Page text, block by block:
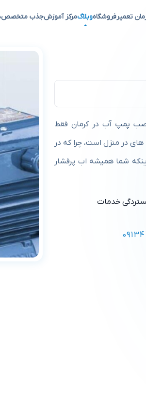
تعمیرفروشگاهوبلاگمرکز آموزشجذب متخصص
پمپ آب در کرمان فقط
در منزل است، چرا که در
شما همیشه اب پرفشار
خدمات